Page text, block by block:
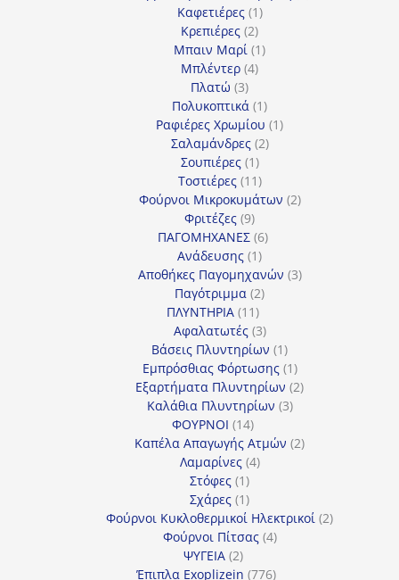
Καφετιέρες 11
προϊόν
Κρεπιέρες 22
προϊόντα
Μπαιν Μαρί 11
Μπλέντερ 44
Πλατώ 33
προϊόντα
Πολυκοπτικά 11
προϊόν
Ραφιέρες Χρωμίου 11
Σαλαμάνδρες 22
Σουπιέρες 11
προϊόν
Τοστιέρες 1111
προϊόντα
Φούρνοι Μικροκυμάτων 22
Φριτέζες 99
προϊόντα
ΠΑΓΟΜΗΧΑΝΕΣ 66
Ανάδευσης 11
προϊόν
Αποθήκες Παγομηχανών 33
Παγότριμμα 22
ΠΛΥΝΤΗΡΙΑ 1111
προϊόντα
Αφαλατωτές 33
προϊόντα
Βάσεις Πλυντηρίων 11
προϊόν
Εμπρόσθιας Φόρτωσης 11
προϊόν
Εξαρτήματα Πλυντηρίων 22
Καλάθια Πλυντηρίων 33
ΦΟΥΡΝΟΙ 1414
προϊόντα
Καπέλα Απαγωγής Ατμών 22
Λαμαρίνες 44
Στόφες 11
προϊόν
Σχάρες 11
προϊόν
Φούρνοι Κυκλοθερμικοί Ηλεκτρικοί 22
Φούρνοι Πίτσας 44
ΨΥΓΕΙΑ 22
προϊόντα
Έπιπλα Exoplizein 776776